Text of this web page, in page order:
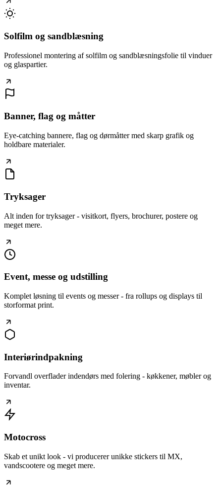
Solfilm og sandblæsning
Professionel montering af solfilm og sandblæsningsfolie til vinduer
og glaspartier.
Banner, flag og måtter
Eye-catching bannere, flag og dørmåtter med skarp grafik og
holdbare materialer.
Tryksager
Alt inden for tryksager - visitkort, flyers, brochurer, postere og
meget mere.
Event, messe og udstilling
Komplet løsning til events og messer - fra rollups og displays til
storformat print.
Interiørindpakning
Forvandl overflader indendørs med folering - køkkener, møbler og
inventar.
Motocross
Skab et unikt look - vi producerer unikke stickers til MX,
vandscootere og meget mere.